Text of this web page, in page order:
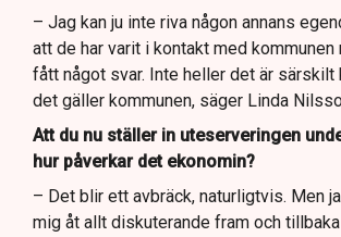
– Jag kan ju inte riva någon annans
att de har varit i kontakt med
fått något svar. Inte heller det är särskilt
det gäller kommunen, säger Linda
Att du nu ställer in uteserveringen
hur påverkar det ekonomin?
– Det blir ett avbräck, naturligtvis. Men
mig åt allt diskuterande fram och